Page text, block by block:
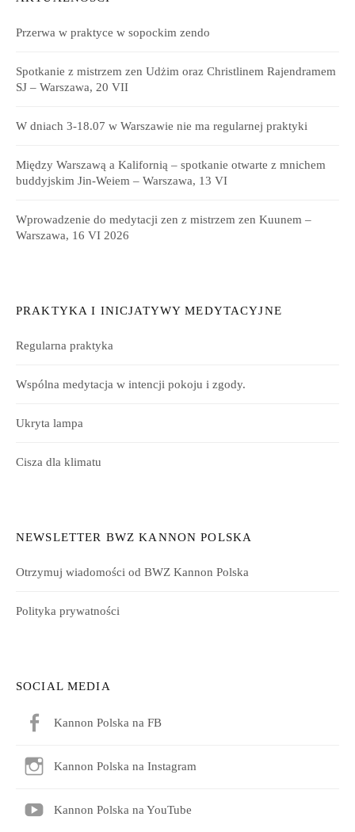
Przerwa w praktyce w sopockim zendo
Spotkanie z mistrzem zen Udżim oraz Christlinem Rajendramem
SJ – Warszawa, 20 VII
W dniach 3-18.07 w Warszawie nie ma regularnej praktyki
Między Warszawą a Kalifornią – spotkanie otwarte z mnichem
buddyjskim Jin-Weiem – Warszawa, 13 VI
Wprowadzenie do medytacji zen z mistrzem zen Kuunem –
Warszawa, 16 VI 2026
PRAKTYKA I INICJATYWY MEDYTACYJNE
Regularna praktyka
Wspólna medytacja w intencji pokoju i zgody.
Ukryta lampa
Cisza dla klimatu
NEWSLETTER BWZ KANNON POLSKA
Otrzymuj wiadomości od BWZ Kannon Polska
Polityka prywatności
SOCIAL MEDIA
Kannon Polska na FB
Kannon Polska na Instagram
Kannon Polska na YouTube